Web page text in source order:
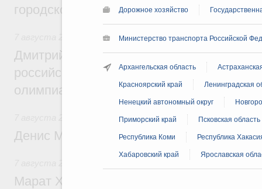
Дорожное хозяйство
Министерство транспорта Российской
Архангельская область
Красноярский край Ленинградская
Ненецкий автономный округ
Приморский край Псковская область
Республика Коми Республика
Хабаровский край Ярославская
городской среды
Отрасль информационных технологий
Дмитрий Чернышенко и Сергей Кравцов
российскую сборную с победой на
олимпиаде по искусственному
Общие вопросы промышленной политики
Денис Мантуров посетил Ярославскую
Бюджеты субъектов Федерации.
Марат Хуснуллин: 15 объектов